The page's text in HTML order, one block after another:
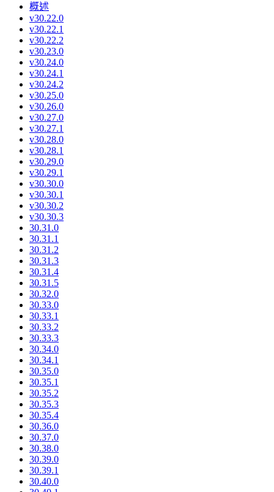
概述
v30.22.0
v30.22.1
v30.22.2
v30.23.0
v30.24.0
v30.24.1
v30.24.2
v30.25.0
v30.26.0
v30.27.0
v30.27.1
v30.28.0
v30.28.1
v30.29.0
v30.29.1
v30.30.0
v30.30.1
v30.30.2
v30.30.3
30.31.0
30.31.1
30.31.2
30.31.3
30.31.4
30.31.5
30.32.0
30.33.0
30.33.1
30.33.2
30.33.3
30.34.0
30.34.1
30.35.0
30.35.1
30.35.2
30.35.3
30.35.4
30.36.0
30.37.0
30.38.0
30.39.0
30.39.1
30.40.0